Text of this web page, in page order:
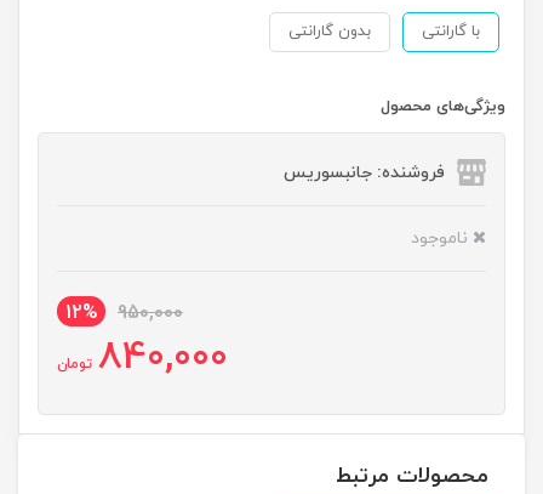
با گارانتی بدون گارانتی
ویژگی‌های محصول
فروشنده: جانبسوریس
ناموجود
950,000
12%
840,000 تومان
محصولات مرتبط